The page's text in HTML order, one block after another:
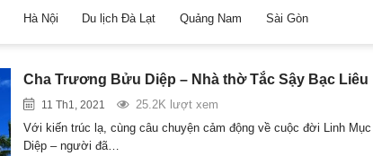
Hà Nội Du lịch Đà Lạt Quảng Nam Sài Gòn
Cha Trương Bửu Diệp – Nhà thờ Tắc Sậy Bạc Liêu
11 Th1, 2021
25.2K lượt xem
Với kiến trúc lạ, cùng câu chuyện cảm động về cuộc đời Linh
Diệp – người đã…